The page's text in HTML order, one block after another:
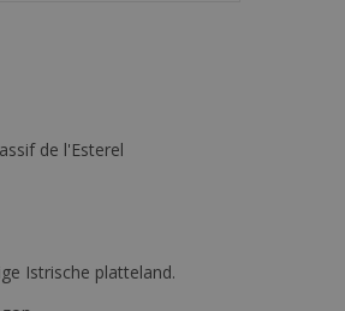
de l'Esterel
Istrische platteland.